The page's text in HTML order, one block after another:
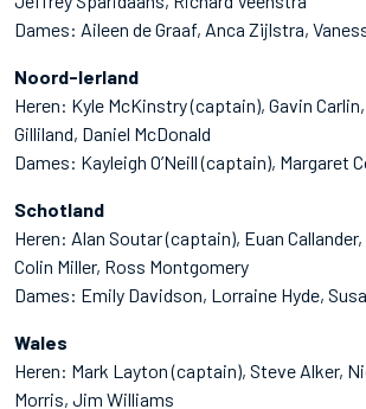
Dames: Aileen de Graaf, Anca Zijlstra,
Noord-Ierland
Heren: Kyle McKinstry (captain), Gavin
Gilliland, Daniel McDonald
Dames: Kayleigh O’Neill (captain), Margaret
Schotland
Heren: Alan Soutar (captain), Euan
Colin Miller, Ross Montgomery
Dames: Emily Davidson, Lorraine Hyde,
Wales
Heren: Mark Layton (captain), Steve Alker,
Morris, Jim Williams